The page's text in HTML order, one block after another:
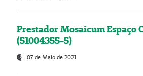
Prestador Mosaicum Espaço
(51004355-5)
07 de Maio de 2021